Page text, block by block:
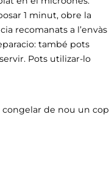
en el microones.
1 minut, obre la
recomanats a l’envàs
també pots
Pots utilizar-lo
congelar de nou un cop